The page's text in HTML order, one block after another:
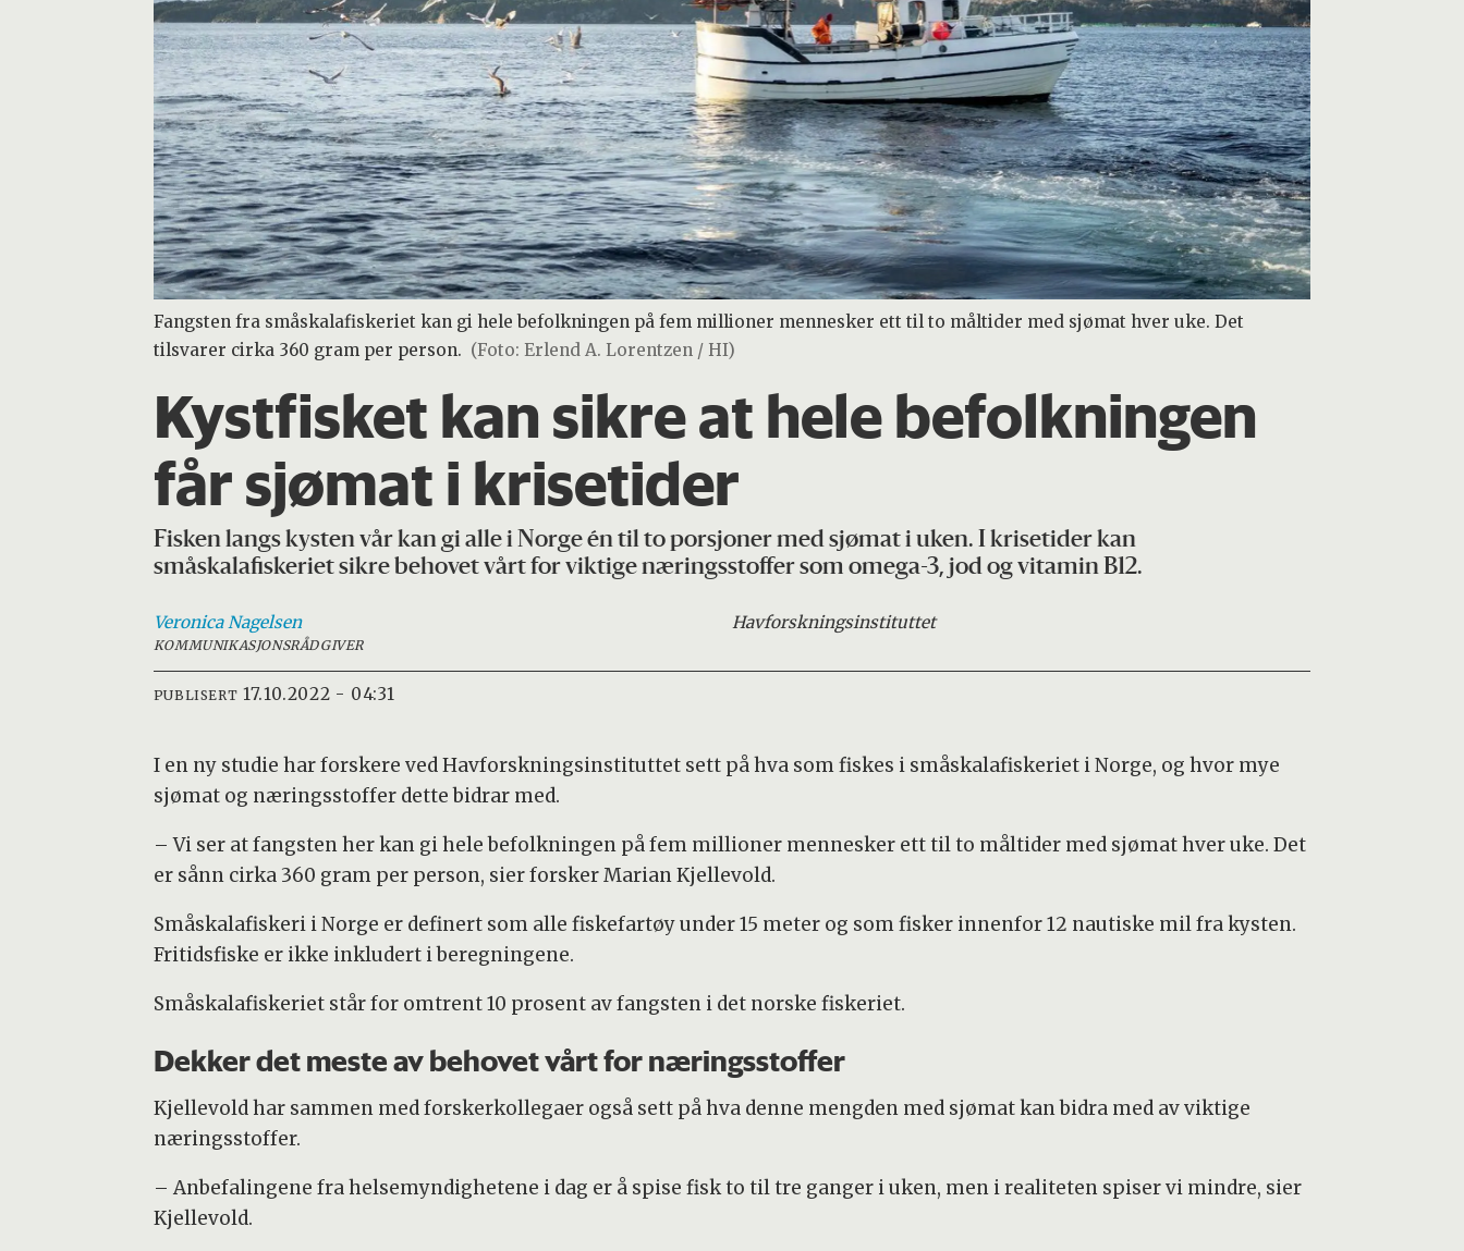
Fangsten fra småskalafiskeriet kan gi hele befolkningen på fem millioner mennesker ett til to måltider med sjømat hver uke. Det
tilsvarer cirka 360 gram per person. (Foto: Erlend A. Lorentzen / HI)
Kystfisket kan sikre at hele befolkningen
får sjømat i krisetider
Fisken langs kysten vår kan gi alle i Norge én til to porsjoner med sjømat i uken. I krisetider kan
småskalafiskeriet sikre behovet vårt for viktige næringsstoffer som omega-3, jod og vitamin B12.
Veronica Nagelsen
KOMMUNIKASJONSRÅDGIVER
Havforskningsinstituttet
PUBLISERT 17.10.2022 - 04:31
I en ny studie har forskere ved Havforskningsinstituttet sett på hva som fiskes i småskalafiskeriet i Norge, og hvor mye
sjømat og næringsstoffer dette bidrar med.
– Vi ser at fangsten her kan gi hele befolkningen på fem millioner mennesker ett til to måltider med sjømat hver uke. Det
er sånn cirka 360 gram per person, sier forsker Marian Kjellevold.
Småskalafiskeri i Norge er definert som alle fiskefartøy under 15 meter og som fisker innenfor 12 nautiske mil fra kysten.
Fritidsfiske er ikke inkludert i beregningene.
Småskalafiskeriet står for omtrent 10 prosent av fangsten i det norske fiskeriet.
Dekker det meste av behovet vårt for næringsstoffer
Kjellevold har sammen med forskerkollegaer også sett på hva denne mengden med sjømat kan bidra med av viktige
næringsstoffer.
– Anbefalingene fra helsemyndighetene i dag er å spise fisk to til tre ganger i uken, men i realiteten spiser vi mindre, sier
Kjellevold.